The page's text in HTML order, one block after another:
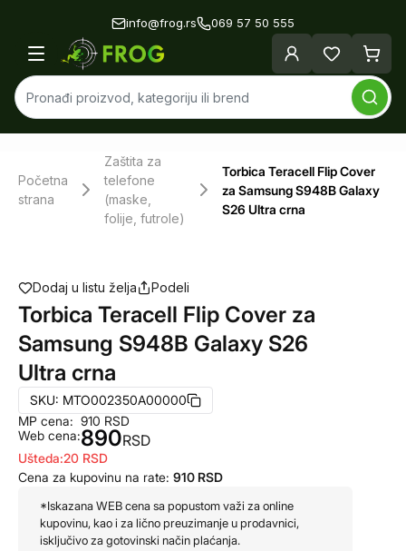
info@frog.rs 069 57 50 555
Početna
strana
Zaštita za
telefone
(maske,
folije, futrole)
Torbica Teracell Flip Cover
za Samsung S948B Galaxy
S26 Ultra crna
Dodaj u listu želja Podeli
Torbica Teracell Flip Cover za
Samsung S948B Galaxy S26
Ultra crna
SKU: MTO002350A00000
MP cena:
Web cena:
910 RSD
890RSD
Ušteda:20 RSD
Cena za kupovinu na rate: 910 RSD
*Iskazana WEB cena sa popustom važi za online
kupovinu, kao i za lično preuzimanje u prodavnici,
isključivo za gotovinski način plaćanja.